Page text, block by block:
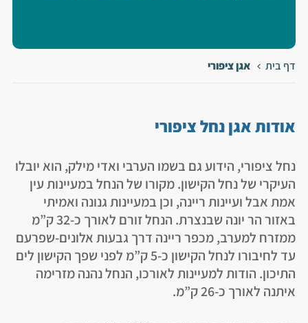
דף בית אגן ציפורי
אודות אגן נחל ציפורי
נחל ציפורי, הידוע גם בשמו הערבי ואדי מילק, הוא יובלו
העיקרי של נחל הקישון. מקורו של הנחל במעיינות עין
אמת אבל ועיינות ריינה, וכן במעיינות גנונה ואמיתי
באזור הר יונה שבנצרת. הנחל זורם לאורך כ-32 ק”מ
ממזרח למערב, מכפר ריינה דרך גבעות אלונים-שפרעם
עד לחיבורו לנחל הקישון כ-5 ק”מ לפני שפך הקישון לים
התיכון. הודות למעיינות לאורכו, הנחל נהנה מזרימה
איתנה לאורך כ-26 ק”מ.